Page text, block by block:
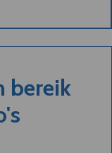
bereik